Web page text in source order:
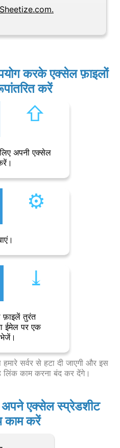
Sheetize.com.
करके एक्सेल फ़ाइलों
करें
⇧︎
अपनी एक्सेल
⚙︎
⤓︎
फ़ाइलें तुरंत
ईमेल पर एक
सर्वर से हटा दी जाएगी और इस
लिंक काम करना बंद कर देंगे।
अपने एक्सेल स्प्रेडशीट
काम करें